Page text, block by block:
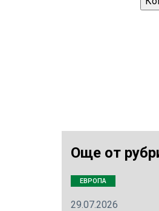
Още от
ЕВРОПА
29.07.2026